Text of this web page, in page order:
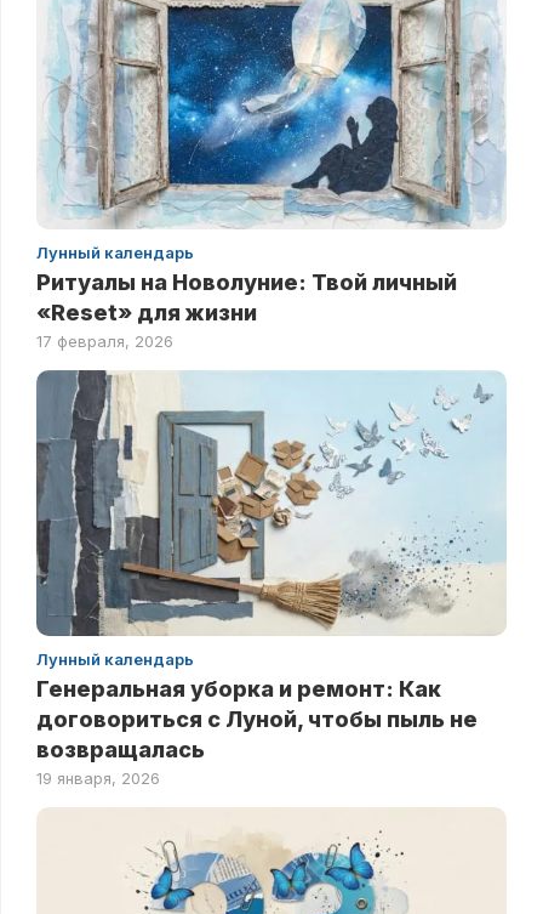
Лунный календарь
Ритуалы на Новолуние: Твой личный
«Reset» для жизни
17 февраля, 2026
Лунный календарь
Генеральная уборка и ремонт: Как
договориться с Луной, чтобы пыль не
возвращалась
19 января, 2026